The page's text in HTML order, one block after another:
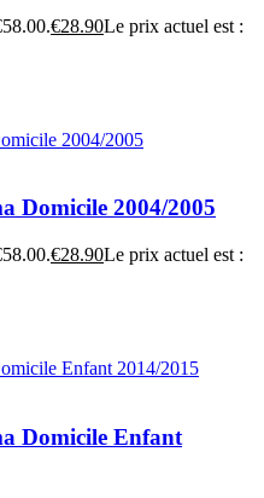
€28.90Le prix actuel est :
Domicile 2004/2005
€28.90Le prix actuel est :
Domicile Enfant